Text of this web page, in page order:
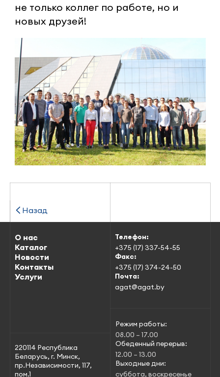
не только коллег по работе, но и
новых друзей!
Назад
О нас
Каталог
Новости
Контакты
Услуги
Режим работы:
08.00 – 17.00
Обеденный перерыв:
12.00 – 13.00
Выходные дни:
суббота, воскресенье
Телефон:
+375 (17) 337-54-55
Факс:
+375 (17) 374-24-50
Почта:
agat@agat.by
220114 Республика
Беларусь, г. Минск,
пр.Независимости, 117,
пом.1